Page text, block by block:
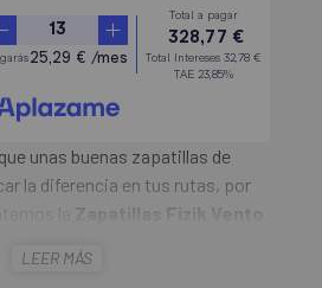
unas buenas zapatillas de
la diferencia en tus rutas, por
Zapatillas Fizik Vento
de respuesta que cuenta
LEER MÁS